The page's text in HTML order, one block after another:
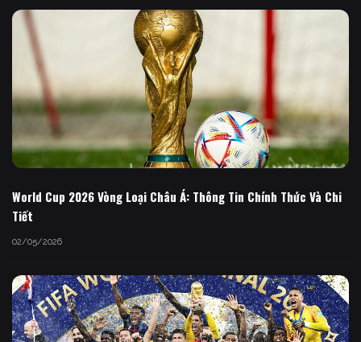
World Cup 2026 Vòng Loại Châu Á: Thông Tin Chính Thức Và Chi
Tiết
02/05/2026